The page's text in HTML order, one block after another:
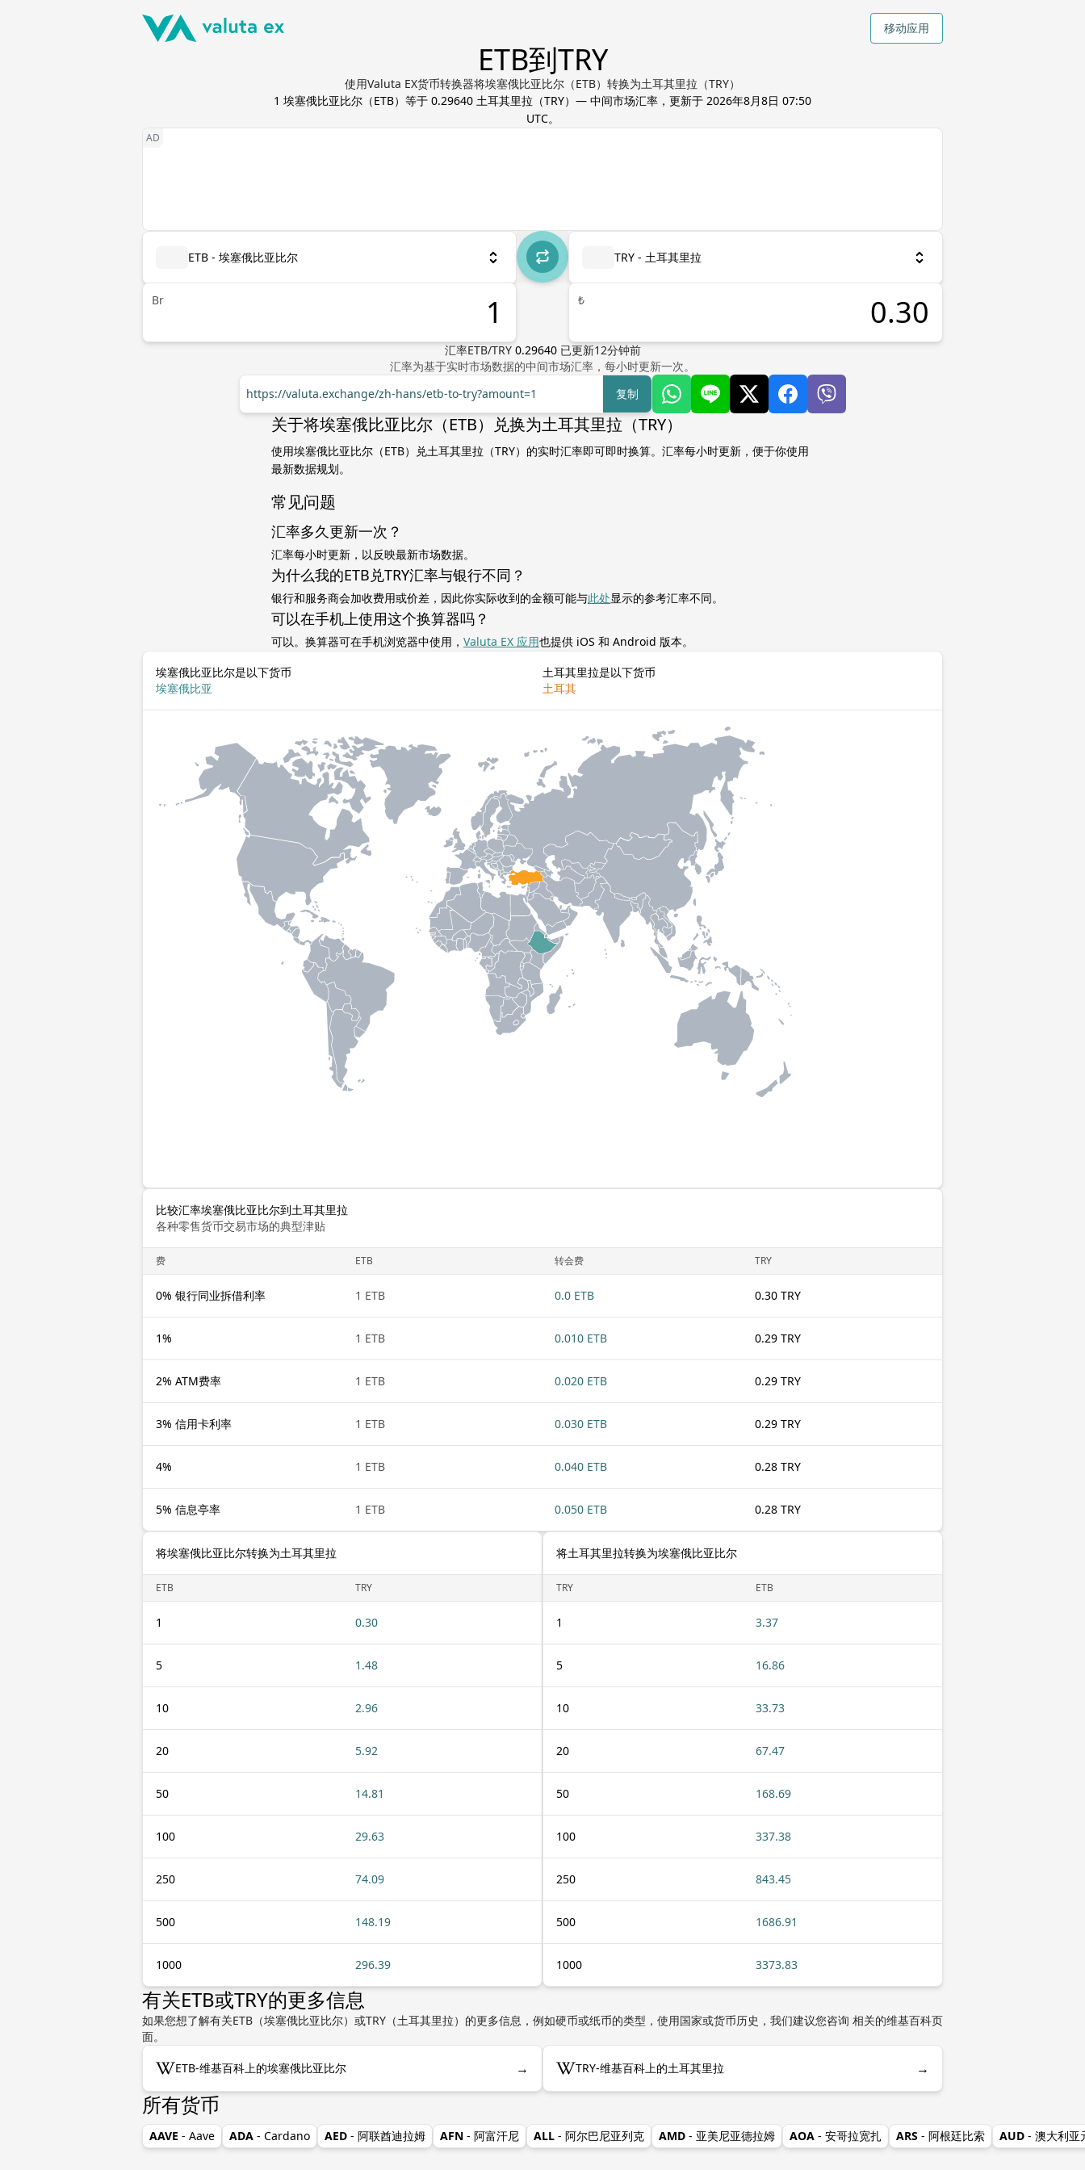
移动应用
ETB到TRY
使用Valuta EX货币转换器将埃塞俄比亚比尔（ETB）转换为土耳其里拉（TRY）
1 埃塞俄比亚比尔 （ETB）等于 0.29640 土耳其里拉 （TRY）— 中间市场汇率，更新于 2026年8月8日 07:50
UTC。
ETB - 埃塞俄比亚比尔
Br
TRY - 土耳其里拉
₺
汇率ETB/TRY 0.29640 已更新12分钟前
汇率为基于实时市场数据的中间市场汇率，每小时更新一次。
https://valuta.exchange/zh-hans/etb-to-try?amount=1
复制
关于将埃塞俄比亚比尔（ETB）兑换为土耳其里拉（TRY）
使用埃塞俄比亚比尔（ETB）兑土耳其里拉（TRY）的实时汇率即可即时换算。汇率每小时更新，便于你使用
最新数据规划。
常见问题
汇率多久更新一次？
汇率每小时更新，以反映最新市场数据。
为什么我的ETB兑TRY汇率与银行不同？
银行和服务商会加收费用或价差，因此你实际收到的金额可能与此处显示的参考汇率不同。
可以在手机上使用这个换算器吗？
可以。换算器可在手机浏览器中使用， Valuta EX 应用也提供 iOS 和 Android 版本。
埃塞俄比亚比尔是以下货币
埃塞俄比亚
土耳其里拉是以下货币
土耳其
比较汇率埃塞俄比亚比尔到土耳其里拉
各种零售货币交易市场的典型津贴
费 ETB 转会费 TRY
0% 银行同业拆借利率 1 ETB 0.0 ETB 0.30 TRY
1% 1 ETB 0.010 ETB 0.29 TRY
2% ATM费率 1 ETB 0.020 ETB 0.29 TRY
3% 信用卡利率 1 ETB 0.030 ETB 0.29 TRY
4% 1 ETB 0.040 ETB 0.28 TRY
5% 信息亭率 1 ETB 0.050 ETB 0.28 TRY
将埃塞俄比亚比尔转换为土耳其里拉
ETB TRY
1 0.30
5 1.48
10 2.96
20 5.92
50 14.81
100 29.63
250 74.09
500 148.19
1000 296.39
将土耳其里拉转换为埃塞俄比亚比尔
TRY ETB
1 3.37
5 16.86
10 33.73
20 67.47
50 168.69
100 337.38
250 843.45
500 1686.91
1000 3373.83
有关ETB或TRY的更多信息
如果您想了解有关ETB（埃塞俄比亚比尔）或TRY（土耳其里拉）的更多信息，例如硬币或纸币的类型，使用国家或货币历史，我们建议您咨询 相关的维基百科页
面。
ETB-维基百科上的埃塞俄比亚比尔 → TRY-维基百科上的土耳其里拉 →
所有货币
AAVE - Aave ADA - Cardano AED - 阿联酋迪拉姆 AFN - 阿富汗尼 ALL - 阿尔巴尼亚列克 AMD - 亚美尼亚德拉姆 AOA - 安哥拉宽扎 ARS - 阿根廷比索 AUD - 澳大利亚